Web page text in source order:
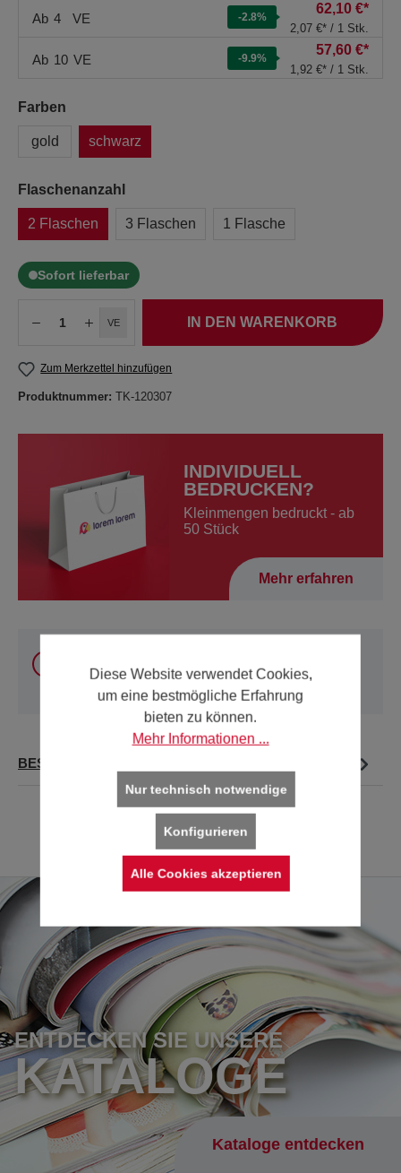
Ab 4 VE -2.8%
62,10 €*
2,07 €* / 1 Stk.
Ab 10 VE -9.9%
57,60 €*
1,92 €* / 1 Stk.
Farben
gold schwarz
Flaschenanzahl
2 Flaschen 3 Flaschen 1 Flasche
Sofort lieferbar
VE IN DEN WARENKORB
Zum Merkzettel hinzufügen
Produktnummer: TK-120307
INDIVIDUELL
BEDRUCKEN?
Kleinmengen bedruckt - ab
50 Stück
Mehr erfahren
und Deutschlandonline kaufen. Für alle anderen
Länder verwenden Sie bitte unsereKontakt-Seite
BESCHREIBUNG
ENTDECKEN SIE UNSERE
KATALOGE
Kataloge entdecken
Diese Website verwendet Cookies,
um eine bestmögliche Erfahrung
bieten zu können.
Mehr Informationen ...
Nur technisch notwendige
Konfigurieren
Alle Cookies akzeptieren